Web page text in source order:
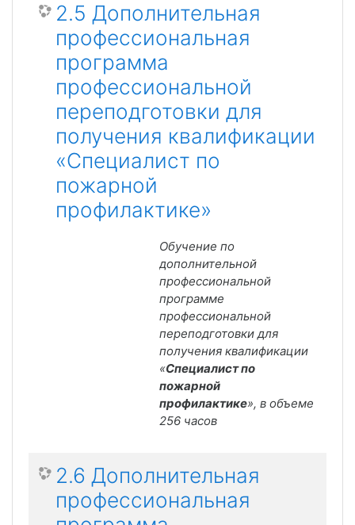
2.5 Дополнительная
профессиональная
программа
профессиональной
переподготовки для
получения квалификации
«Специалист по
пожарной
профилактике»
Обучение по
дополнительной
профессиональной
программе
профессиональной
переподготовки для
получения квалификации
«Специалист по
пожарной
профилактике», в объеме
256 часов
2.6 Дополнительная
профессиональная